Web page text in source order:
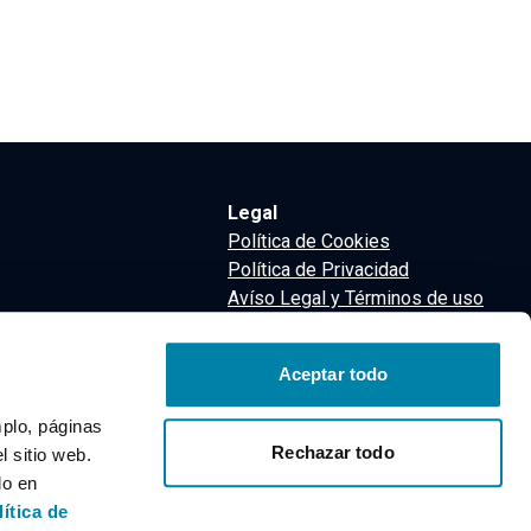
páginas
sitio web.
en
de
Aceptar todo
Rechazar todo
Legal
Política de Cookies
Política de Privacidad
Avíso Legal y Términos de uso